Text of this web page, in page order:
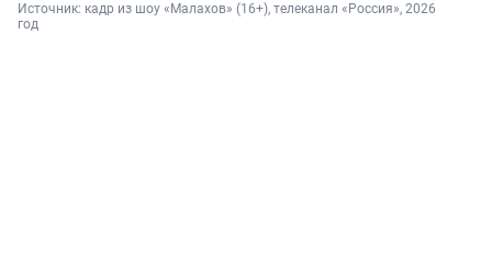
Источник: кадр из шоу «Малахов» (16+), телеканал «Россия», 2026
год